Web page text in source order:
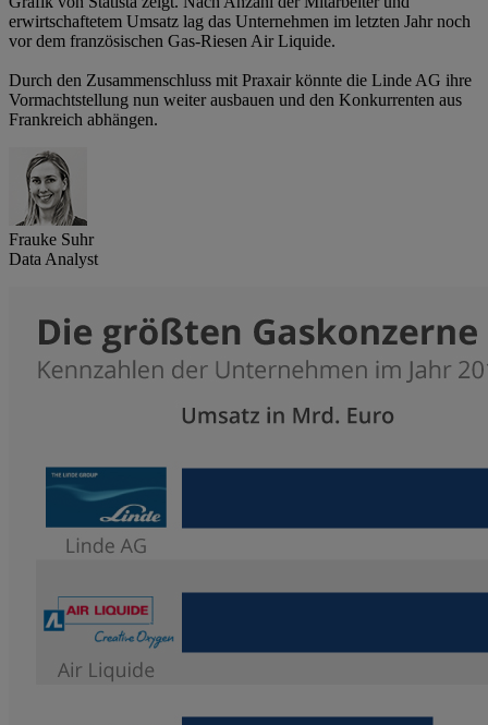
erwirtschaftetem Umsatz lag das Unternehmen im letzten Jahr noch
vor dem französischen Gas-Riesen Air Liquide.
Durch den Zusammenschluss mit Praxair könnte die Linde AG ihre
Vormachtstellung nun weiter ausbauen und den Konkurrenten aus
Frankreich abhängen.
Frauke Suhr
Data Analyst